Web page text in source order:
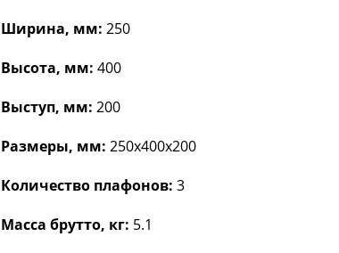
Ширина, мм: 250
Высота, мм: 400
Выступ, мм: 200
Размеры, мм: 250x400x200
Количество плафонов: 3
Масса брутто, кг: 5.1